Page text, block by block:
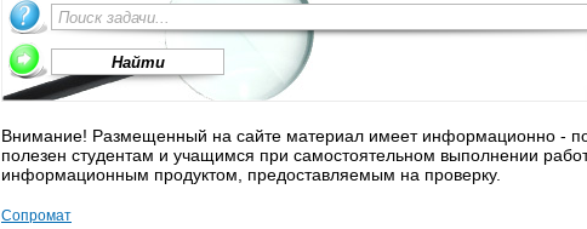
Внимание! Размещенный на сайте материал имеет информационно -
полезен студентам и учащимся при самостоятельном выполнении
информационным продуктом, предоставляемым на проверку.
Сопромат